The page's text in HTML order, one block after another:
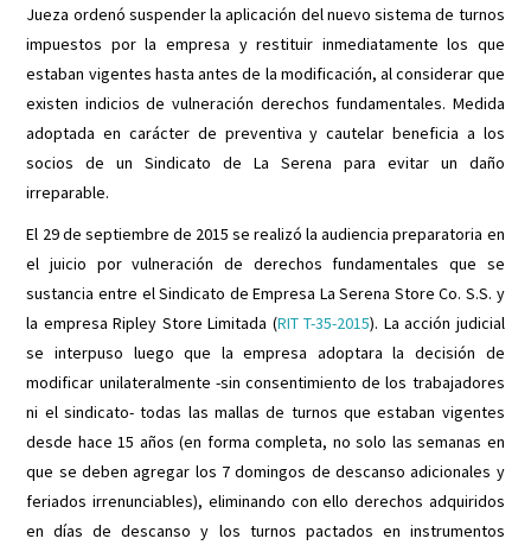
Jueza ordenó suspender la aplicación del nuevo sistema de turnos
impuestos por la empresa y restituir inmediatamente los que
estaban vigentes hasta antes de la modificación, al considerar que
existen indicios de vulneración derechos fundamentales. Medida
adoptada en carácter de preventiva y cautelar beneficia a los
socios de un Sindicato de La Serena para evitar un daño
irreparable.
El 29 de septiembre de 2015 se realizó la audiencia preparatoria en
el juicio por vulneración de derechos fundamentales que se
sustancia entre el Sindicato de Empresa La Serena Store Co. S.S. y
la empresa Ripley Store Limitada (RIT T-35-2015). La acción judicial
se interpuso luego que la empresa adoptara la decisión de
modificar unilateralmente -sin consentimiento de los trabajadores
ni el sindicato- todas las mallas de turnos que estaban vigentes
desde hace 15 años (en forma completa, no solo las semanas en
que se deben agregar los 7 domingos de descanso adicionales y
feriados irrenunciables), eliminando con ello derechos adquiridos
en días de descanso y los turnos pactados en instrumentos